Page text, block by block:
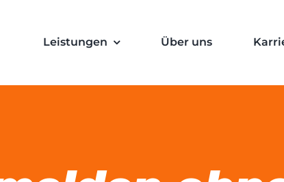
Leistungen Über uns